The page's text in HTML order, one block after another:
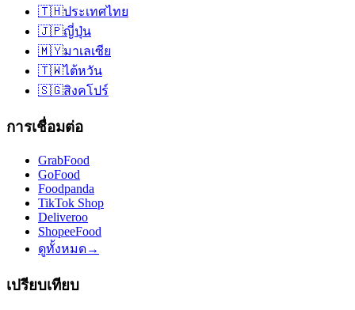
🇹🇭ประเทศไทย
🇯🇵ญี่ปุ่น
🇲🇾มาเลเซีย
🇹🇼ไต้หวัน
🇸🇬สิงคโปร์
การเชื่อมต่อ
GrabFood
GoFood
Foodpanda
TikTok Shop
Deliveroo
ShopeeFood
ดูทั้งหมด→
เปรียบเทียบ